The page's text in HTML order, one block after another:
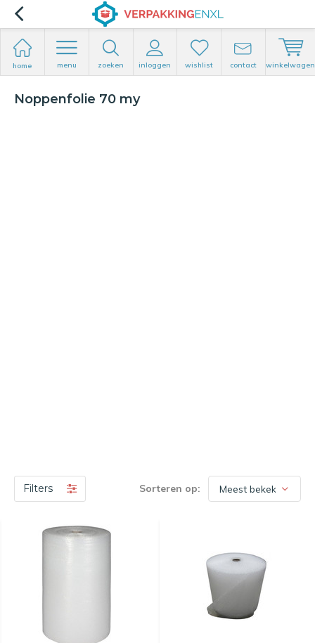
home menu zoeken inloggen wishlist contact winkelwagen
Noppenfolie 70 my
Filters Sorteren op: